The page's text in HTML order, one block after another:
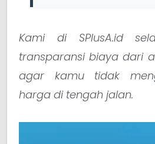
Kami di SPlusA.id
transparansi biaya dari
agar kamu tidak
harga di tengah jalan.